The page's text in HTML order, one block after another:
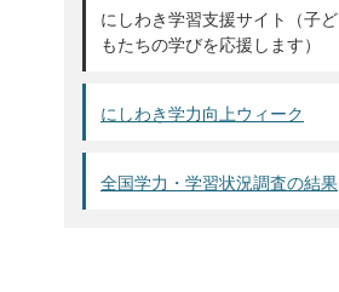
にしわき学習支援サイト（子ど
もたちの学びを応援します）
にしわき学力向上ウィーク
全国学力・学習状況調査の結果